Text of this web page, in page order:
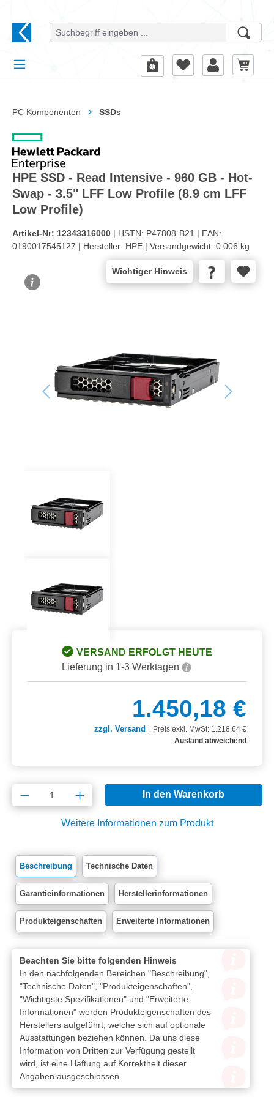
PC Komponenten SSDs
HPE SSD - Read Intensive - 960 GB - Hot-
Swap - 3.5" LFF Low Profile (8.9 cm LFF
Low Profile)
Artikel-Nr: 12343316000 | HSTN: P47808-B21 | EAN:
0190017545127 | Hersteller: HPE | Versandgewicht: 0.006 kg
Wichtiger Hinweis
VERSAND ERFOLGT HEUTE
Lieferung in 1-3 Werktagen
1.450,18 €
zzgl. Versand | Preis exkl. MwSt: 1.218,64 €
Ausland abweichend
Produkt Anzahl: Gib den gewünschten
In den Warenkorb
Weitere Informationen zum Produkt
Beschreibung Technische Daten
Garantieinformationen Herstellerinformationen
Produkteigenschaften Erweiterte Informationen
Beachten Sie bitte folgenden Hinweis
In den nachfolgenden Bereichen "Beschreibung",
"Technische Daten", "Produkteigenschaften",
"Wichtigste Spezifikationen" und "Erweiterte
Informationen" werden Produkteigenschaften des
Herstellers aufgeführt, welche sich auf optionale
Ausstattungen beziehen können. Da uns diese
Information von Dritten zur Verfügung gestellt
wird, ist eine Haftung auf Korrektheit dieser
Angaben ausgeschlossen